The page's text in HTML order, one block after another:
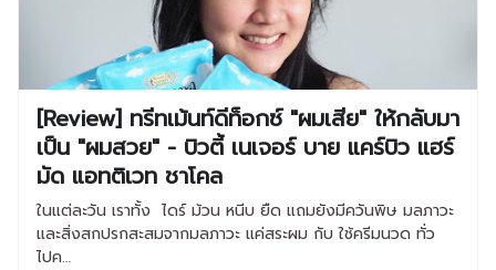
[Review] ทรีทเม้นท์ดีท็อกซ์ "ผมเสีย" ให้กลับมา
เป็น "ผมสวย" - บิวตี้ เนเจอร์ บาย แคร์บิว แฮร์
มัด แอทติเวท ชาโคล
ในแต่ละวัน เราทั้ง ไดร์ ม้วน หนีบ ยืด แถมยังมีควันพิษ มลภาวะ
และสิ่งสกปรกสะสมจากมลภาวะ แค่สระผม กับ ใช้ครีมนวด ทั่ว
ไปค…